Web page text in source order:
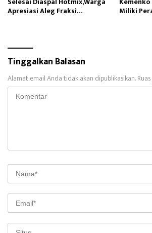
Apresiasi Aleg Fraksi Miliki
Tinggalkan Balasan
Alamat email Anda tidak akan dipublikasikan.